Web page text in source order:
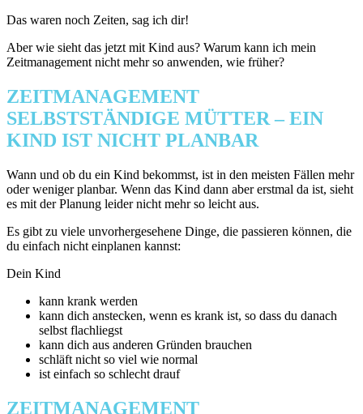
Das waren noch Zeiten, sag ich dir!
Aber wie sieht das jetzt mit Kind aus? Warum kann ich mein
Zeitmanagement nicht mehr so anwenden, wie früher?
ZEITMANAGEMENT
SELBSTSTÄNDIGE MÜTTER – EIN
KIND IST NICHT PLANBAR
Wann und ob du ein Kind bekommst, ist in den meisten Fällen mehr
oder weniger planbar. Wenn das Kind dann aber erstmal da ist, sieht
es mit der Planung leider nicht mehr so leicht aus.
Es gibt zu viele unvorhergesehene Dinge, die passieren können, die
du einfach nicht einplanen kannst:
Dein Kind
kann krank werden
kann dich anstecken, wenn es krank ist, so dass du danach
selbst flachliegst
kann dich aus anderen Gründen brauchen
schläft nicht so viel wie normal
ist einfach so schlecht drauf
ZEITMANAGEMENT